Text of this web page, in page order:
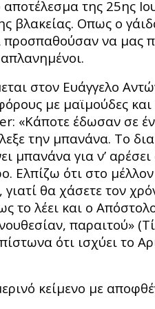
αποτέλεσμα της 25ης
βλακείας. Οπως ο
προσπαθούσαν να μας
στον Ευάγγελο
με μαϊμούδες και
«Κάποτε έδωσαν σε
την μπανάνα. Το
μπανάνα για ν’
Ελπίζω ότι στο
θα χάσετε τον
το λέει και ο
παραιτού»
ότι ισχύει το
κείμενο με